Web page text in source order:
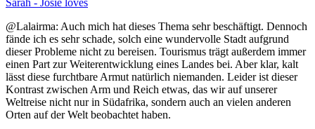
@Lalairma: Auch mich hat dieses Thema sehr beschäftigt. Dennoch
fände ich es sehr schade, solch eine wundervolle Stadt aufgrund
dieser Probleme nicht zu bereisen. Tourismus trägt außerdem immer
einen Part zur Weiterentwicklung eines Landes bei. Aber klar, kalt
lässt diese furchtbare Armut natürlich niemanden. Leider ist dieser
Kontrast zwischen Arm und Reich etwas, das wir auf unserer
Weltreise nicht nur in Südafrika, sondern auch an vielen anderen
Orten auf der Welt beobachtet haben.